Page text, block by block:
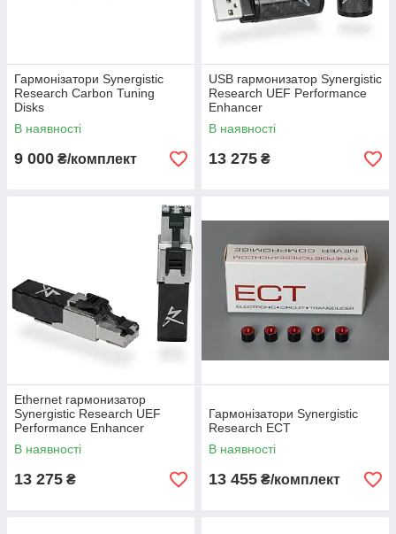
Гармонізатори Synergistic
Research Carbon Tuning
Disks
В наявності
9 000 ₴/комплект
USB гармонизатор Synergistic
Research UEF Performance
Enhancer
В наявності
13 275 ₴
Ethernet гармонизатор
Synergistic Research UEF
Performance Enhancer
В наявності
13 275 ₴
Гармонізатори Synergistic
Research ECT
В наявності
13 455 ₴/комплект